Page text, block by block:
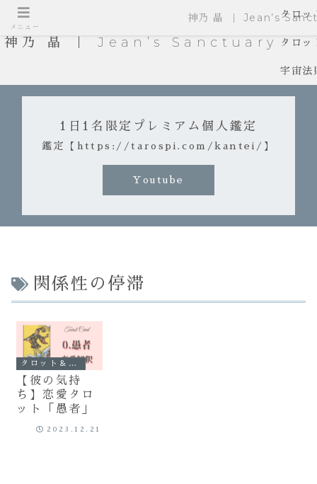
神乃 晶 ｜ Jean’s Sanctuary
タロッ
タロッ
宇宙法
1日1名限定プレミアム個人鑑定
鑑定【https://tarospi.com/kantei/】
Youtube
関係性の停滞
タロット＆オラクル
【彼の気持
ち】恋愛タロ
ット「愚者」
2023.12.21
メニュー
神乃 晶 ｜ Jean’s